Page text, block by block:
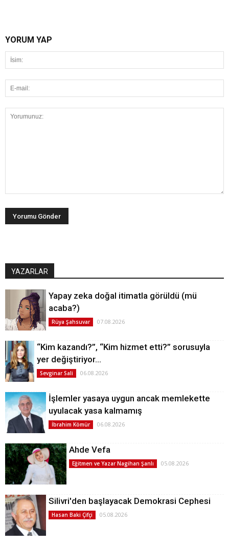
YORUM YAP
YAZARLAR
Yapay zeka doğal itimatla görüldü (mü
acaba?)
Rüya Şahsuvar 07.08.2026
“Kim kazandı?”, “Kim hizmet etti?” sorusuyla
yer değiştiriyor…
Sevginar Sali 06.08.2026
İşlemler yasaya uygun ancak memlekette
uyulacak yasa kalmamış
İbrahim Kömür 06.08.2026
Ahde Vefa
Eğitmen ve Yazar Nagihan Şanlı 05.08.2026
Silivri'den başlayacak Demokrasi Cephesi
Hasan Baki Çifçi 05.08.2026